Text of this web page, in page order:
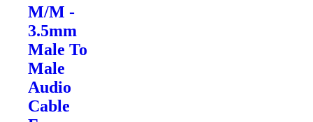
M/M -
3.5mm
Male To
Male
Audio
Cable